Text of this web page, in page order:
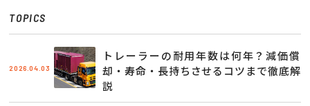
TOPICS
2026.04.03
トレーラーの耐用年数は何年？減価償
却・寿命・長持ちさせるコツまで徹底解
説